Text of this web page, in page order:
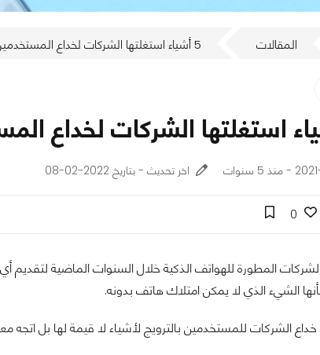
المقالات 5 أشياء استغلتها الشركات لخداع المستخدمين لشراء هواتفهم الجديدة!
5 سنوات اخر تحديث - بتاريخ 2022-02-08
0
المطورة للهواتف الذكية خلال السنوات الماضية لتقديم
الشيء الذي لا يمكن امتلاك هاتف بدونه.
الشركات للمستخدمين بالترويج لأشياء لا قيمة لها بل اتجه